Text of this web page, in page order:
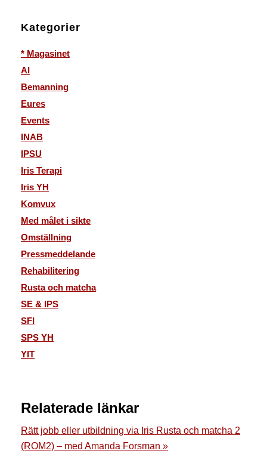
Kategorier
* Magasinet
AI
Bemanning
Eures
Events
INAB
IPSU
Iris Terapi
Iris YH
Komvux
Med målet i sikte
Omställning
Pressmeddelande
Rehabilitering
Rusta och matcha
SE & IPS
SFI
SPS YH
YIT
Relaterade länkar
Rätt jobb eller utbildning via Iris Rusta och matcha 2
(ROM2) – med Amanda Forsman »